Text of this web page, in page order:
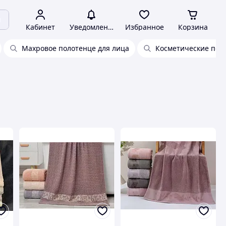
Кабинет Уведомления Избранное Корзина
Махровое полотенце для лица Косметические